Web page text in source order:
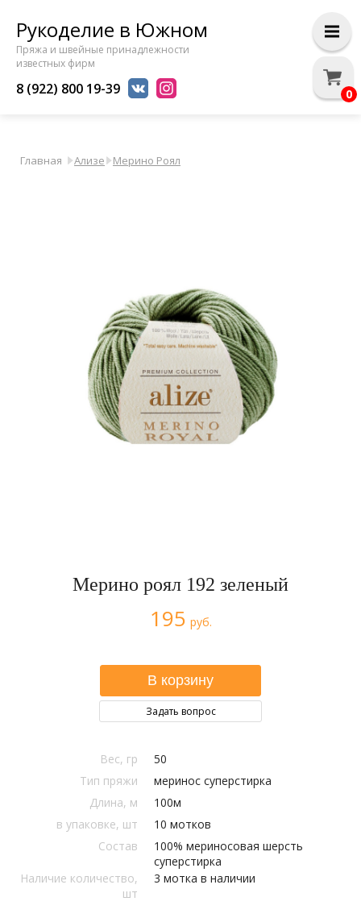
Рукоделие в Южном
Пряжа и швейные принадлежности
известных фирм
8 (922) 800 19-39
Главная Ализе Мерино Роял
Мерино роял 192 зеленый
195 руб.
Задать вопрос
Вес, гр
50
Тип пряжи
меринос суперстирка
Длина, м
100м
в упаковке, шт
10 мотков
Состав
100% мериносовая шерсть
суперстирка
Наличие количество,
шт
3 мотка в наличии
0